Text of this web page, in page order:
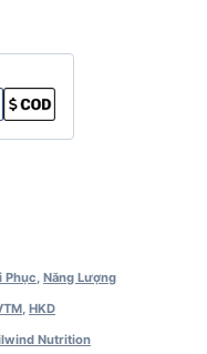
Phục, Năng Lượng
, HKD
Nutrition